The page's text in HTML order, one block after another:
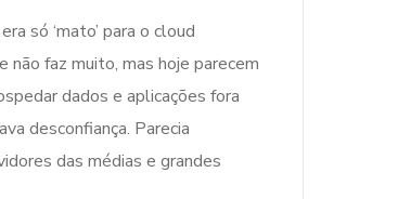
só ‘mato’ para o cloud
faz muito, mas hoje parecem
dados e aplicações fora
desconfiança. Parecia
das médias e grandes